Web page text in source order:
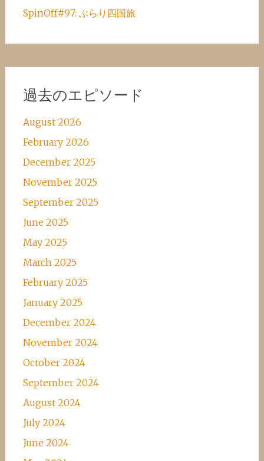
SpinOff#97: ぶらり四国旅
過去のエピソード
August 2026
February 2026
December 2025
November 2025
September 2025
June 2025
May 2025
March 2025
February 2025
January 2025
December 2024
November 2024
October 2024
September 2024
August 2024
July 2024
June 2024